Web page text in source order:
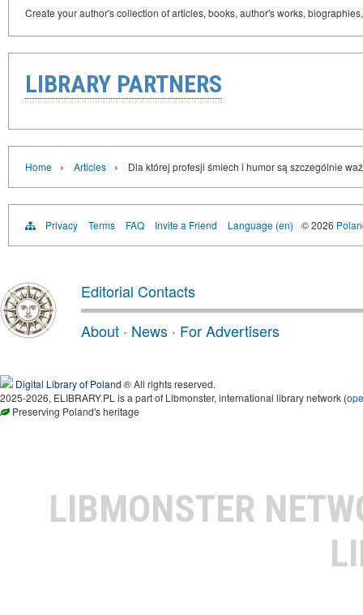
Create your author's collection of articles, books, author's works,
LIBRARY PARTNERS
Home › Articles › Dla której profesji śmiech i humor są szczególnie
Privacy Terms FAQ Invite a Friend Language (en) © 2026
Editorial Contacts
About · News · For Advertisers
Digital Library of Poland ® All rights reserved.
2025-2026, ELIBRARY.PL is a part of Libmonster, international library network (
Preserving Poland's heritage
LIBMONSTER